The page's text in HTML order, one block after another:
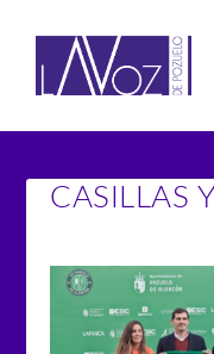
CASILLAS